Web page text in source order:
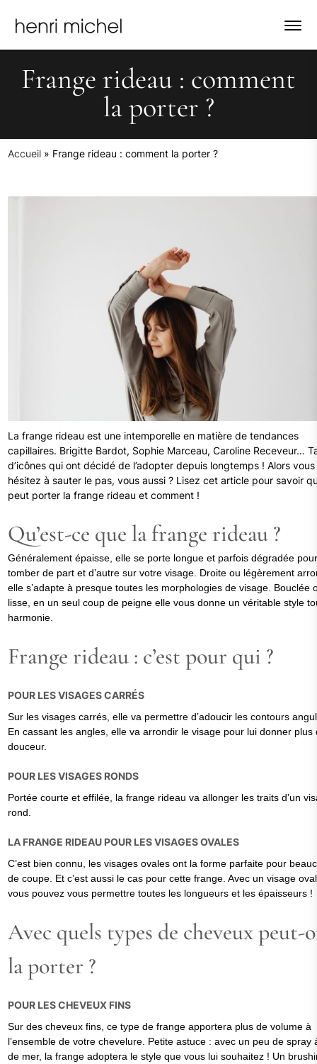
Frange rideau : comment
la porter ?
Accueil » Frange rideau : comment la porter ?
La frange rideau est une intemporelle en matière de tendances
capillaires. Brigitte Bardot, Sophie Marceau, Caroline Receveur…
d’icônes qui ont décidé de l’adopter depuis longtemps ! Alors vous
hésitez à sauter le pas, vous aussi ? Lisez cet article pour savoir
peut porter la frange rideau et comment !
Qu’est-ce que la frange rideau ?
Généralement épaisse, elle se porte longue et parfois dégradée
tomber de part et d’autre sur votre visage. Droite ou légèrement
elle s’adapte à presque toutes les morphologies de visage. Bouclée
lisse, en un seul coup de peigne elle vous donne un véritable style
harmonie.
Frange rideau : c’est pour qui ?
POUR LES VISAGES CARRÉS
Sur les visages carrés, elle va permettre d’adoucir les contours
En cassant les angles, elle va arrondir le visage pour lui donner plus
douceur.
POUR LES VISAGES RONDS
Portée courte et effilée, la frange rideau va allonger les traits d’un
rond.
LA FRANGE RIDEAU POUR LES VISAGES OVALES
C’est bien connu, les visages ovales ont la forme parfaite pour
de coupe. Et c’est aussi le cas pour cette frange. Avec un visage
vous pouvez vous permettre toutes les longueurs et les épaisseurs !
Avec quels types de cheveux peut-
la porter ?
POUR LES CHEVEUX FINS
Sur des cheveux fins, ce type de frange apportera plus de volume à
l’ensemble de votre chevelure. Petite astuce : avec un peu de spray
de mer, la frange adoptera le style que vous lui souhaitez ! Un